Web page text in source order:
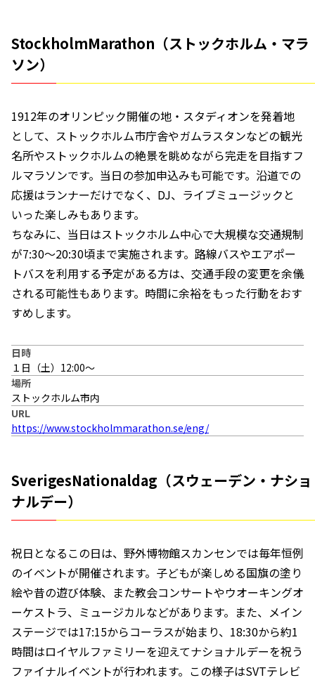
StockholmMarathon（ストックホルム・マラ
ソン）
1912年のオリンピック開催の地・スタディオンを発着地
として、ストックホルム市庁舎やガムラスタンなどの観光
名所やストックホルムの絶景を眺めながら完走を目指すフ
ルマラソンです。当日の参加申込みも可能です。沿道での
応援はランナーだけでなく、DJ、ライブミュージックと
いった楽しみもあります。
ちなみに、当日はストックホルム中心で大規模な交通規制
が7:30～20:30頃まで実施されます。路線バスやエアポー
トバスを利用する予定がある方は、交通手段の変更を余儀
される可能性もあります。時間に余裕をもった行動をおす
すめします。
日時
１日（土）12:00〜
場所
ストックホルム市内
URL
https://www.stockholmmarathon.se/eng/
SverigesNationaldag（スウェーデン・ナショ
ナルデー）
祝日となるこの日は、野外博物館スカンセンでは毎年恒例
のイベントが開催されます。子どもが楽しめる国旗の塗り
絵や昔の遊び体験、また教会コンサートやウオーキングオ
ーケストラ、ミュージカルなどがあります。また、メイン
ステージでは17:15からコーラスが始まり、18:30から約1
時間はロイヤルファミリーを迎えてナショナルデーを祝う
ファイナルイベントが行われます。この様子はSVTテレビ